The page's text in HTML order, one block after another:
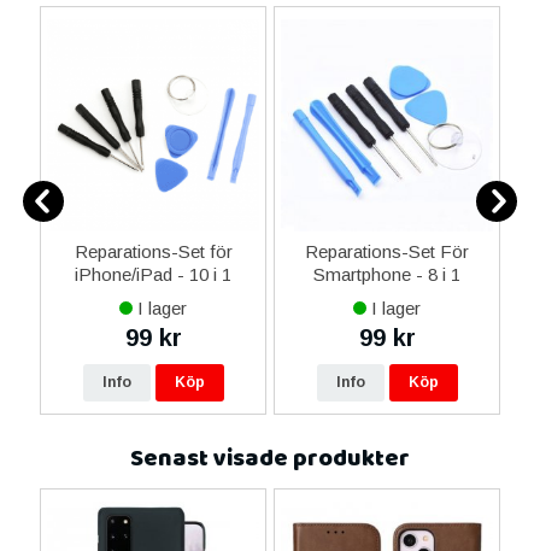
Reparations-Set för
iPhone/iPad - 10 i 1
I lager
99 kr
Info Köp
Reparations-Set För
Smartphone - 8 i 1
I lager
99 kr
Info Köp
Senast visade produkter